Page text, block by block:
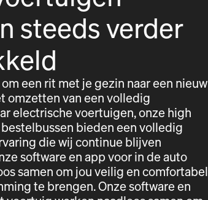
steeds verder
een rit met je gezin naar een nieuw
omzetten van een volledig
electrische voertuigen, onze high
bieden een volledig
die wij continue blijven
software en app voor in de auto
samen om jou veilig en comfortabel
te brengen. Onze software en